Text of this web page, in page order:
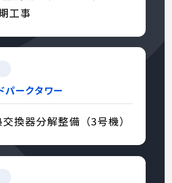
工事
パークタワー
換器分解整備（3号機）